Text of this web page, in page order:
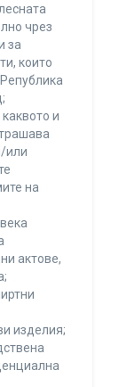
чрез
за
които
и
или
на
актове,
изделия;